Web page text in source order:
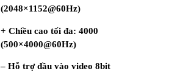
(2048×1152@60Hz)
+ Chiều cao tối đa: 4000
(500×4000@60Hz)
– Hỗ trợ đầu vào video 8bit